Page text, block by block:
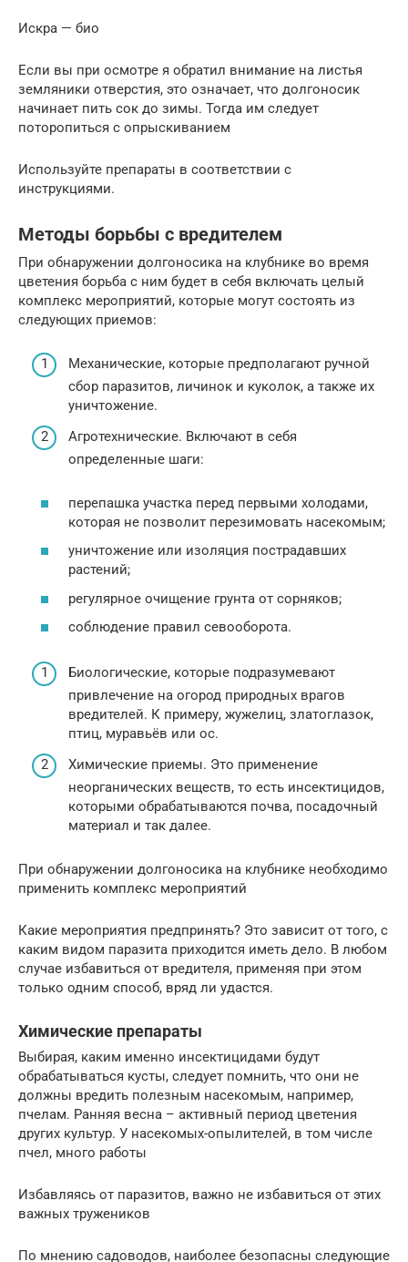
Искра — био
Если вы при осмотре я обратил внимание на листья
земляники отверстия, это означает, что долгоносик
начинает пить сок до зимы. Тогда им следует
поторопиться с опрыскиванием
Используйте препараты в соответствии с
инструкциями.
Методы борьбы с вредителем
При обнаружении долгоносика на клубнике во время
цветения борьба с ним будет в себя включать целый
комплекс мероприятий, которые могут состоять из
следующих приемов:
Механические, которые предполагают ручной
сбор паразитов, личинок и куколок, а также их
уничтожение.
Агротехнические. Включают в себя
определенные шаги:
перепашка участка перед первыми холодами,
которая не позволит перезимовать насекомым;
уничтожение или изоляция пострадавших
растений;
регулярное очищение грунта от сорняков;
соблюдение правил севооборота.
Биологические, которые подразумевают
привлечение на огород природных врагов
вредителей. К примеру, жужелиц, златоглазок,
птиц, муравьёв или ос.
Химические приемы. Это применение
неорганических веществ, то есть инсектицидов,
которыми обрабатываются почва, посадочный
материал и так далее.
При обнаружении долгоносика на клубнике необходимо
применить комплекс мероприятий
Какие мероприятия предпринять? Это зависит от того, с
каким видом паразита приходится иметь дело. В любом
случае избавиться от вредителя, применяя при этом
только одним способ, вряд ли удастся.
Химические препараты
Выбирая, каким именно инсектицидами будут
обрабатываться кусты, следует помнить, что они не
должны вредить полезным насекомым, например,
пчелам. Ранняя весна – активный период цветения
других культур. У насекомых-опылителей, в том числе
пчел, много работы
Избавляясь от паразитов, важно не избавиться от этих
важных тружеников
По мнению садоводов, наиболее безопасны следующие